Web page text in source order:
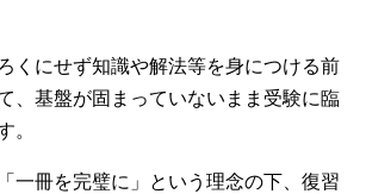
くにせず知識や解法等を身につける前
、基盤が固まっていないまま受験に臨
。
「一冊を完璧に」という理念の下、復習